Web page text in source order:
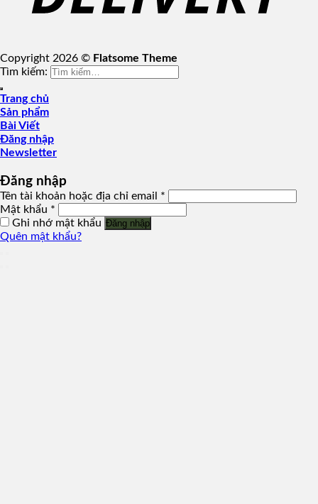
Copyright 2026 © Flatsome Theme
Tìm kiếm:
Trang chủ
Sản phẩm
Bài Viết
Đăng nhập
Newsletter
Đăng nhập
Tên tài khoản hoặc địa chỉ email *
Mật khẩu *
Ghi nhớ mật khẩu Đăng nhập
Quên mật khẩu?